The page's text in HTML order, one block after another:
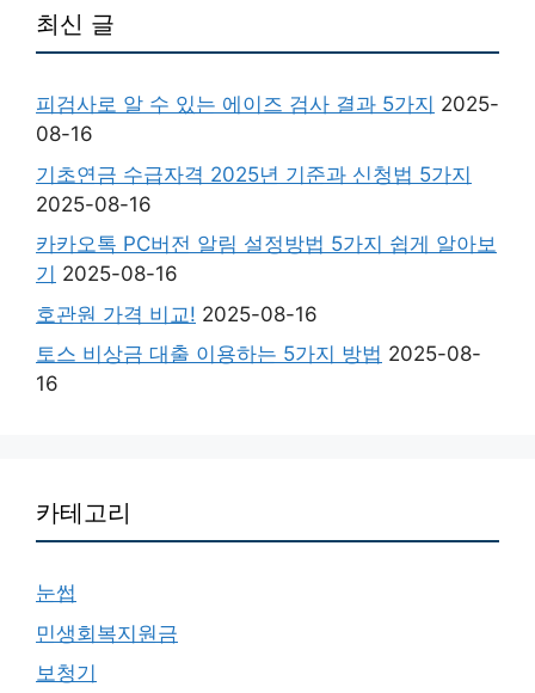
최신 글
피검사로 알 수 있는 에이즈 검사 결과 5가지 2025-
08-16
기초연금 수급자격 2025년 기준과 신청법 5가지
2025-08-16
카카오톡 PC버전 알림 설정방법 5가지 쉽게 알아보
기 2025-08-16
호관원 가격 비교! 2025-08-16
토스 비상금 대출 이용하는 5가지 방법 2025-08-
16
카테고리
눈썹
민생회복지원금
보청기